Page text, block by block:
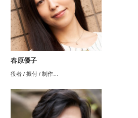
春原優子
役者 / 振付 / 制作…